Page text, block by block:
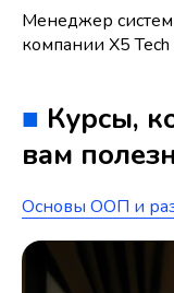
Менеджер
компании Х5 Tech
■ Курсы,
вам
Основы ООП и